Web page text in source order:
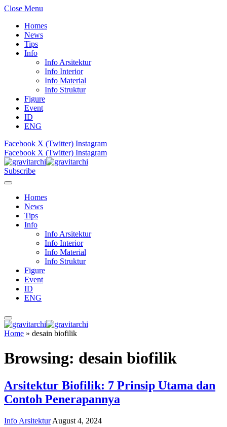
Close Menu
Homes
News
Tips
Info
Info Arsitektur
Info Interior
Info Material
Info Struktur
Figure
Event
ID
ENG
Facebook X (Twitter) Instagram
Facebook X (Twitter) Instagram
Subscribe
Homes
News
Tips
Info
Info Arsitektur
Info Interior
Info Material
Info Struktur
Figure
Event
ID
ENG
Home » desain biofilik
Browsing: desain biofilik
Arsitektur Biofilik: 7 Prinsip Utama dan
Contoh Penerapannya
Info Arsitektur August 4, 2024